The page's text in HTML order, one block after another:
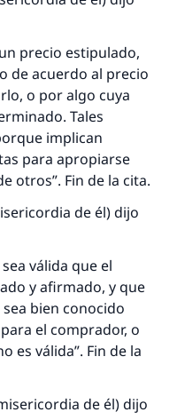
precio estipulado,
de acuerdo al precio
o por algo cuya
Tales
implican
para apropiarse
otros”. Fin de la cita.
de él) dijo
válida que el
y afirmado, y que
bien conocido
el comprador, o
es válida”. Fin de la
de él) dijo